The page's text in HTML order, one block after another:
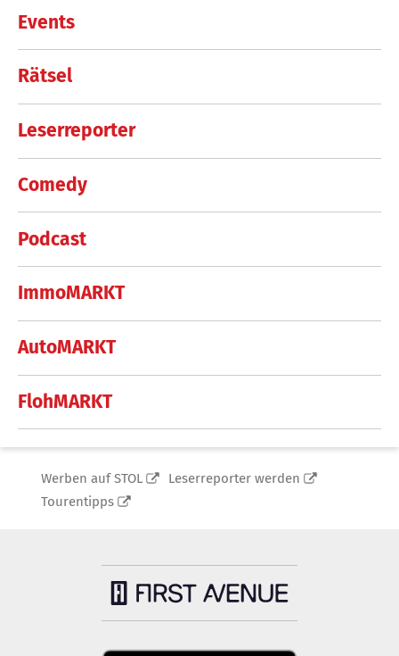
Events
Rätsel
Leserreporter
Comedy
Podcast
ImmoMARKT
AutoMARKT
FlohMARKT
Werben auf STOL
Leserreporter werden
Tourentipps